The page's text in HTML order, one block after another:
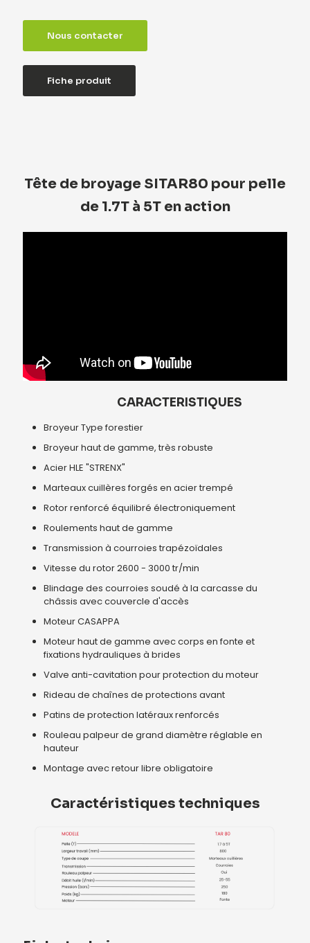
Nous contacter
Fiche produit
Tête de broyage SITAR80 pour pelle
de 1.7T à 5T en action
CARACTERISTIQUES
Broyeur Type forestier
Broyeur haut de gamme, très robuste
Acier HLE "STRENX"
Marteaux cuillères forgés en acier trempé
Rotor renforcé équilibré électroniquement
Roulements haut de gamme
Transmission à courroies trapézoïdales
Vitesse du rotor 2600 - 3000 tr/min
Blindage des courroies soudé à la carcasse du
châssis avec couvercle d'accès
Moteur CASAPPA
Moteur haut de gamme avec corps en fonte et
fixations hydrauliques à brides
Valve anti-cavitation pour protection du moteur
Rideau de chaînes de protections avant
Patins de protection latéraux renforcés
Rouleau palpeur de grand diamètre réglable en
hauteur
Montage avec retour libre obligatoire
Caractéristiques techniques